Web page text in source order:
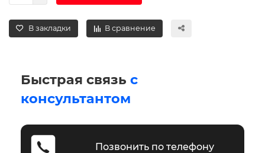
В закладки В сравнение
Быстрая связь с
консультантом
Позвонить по телефону